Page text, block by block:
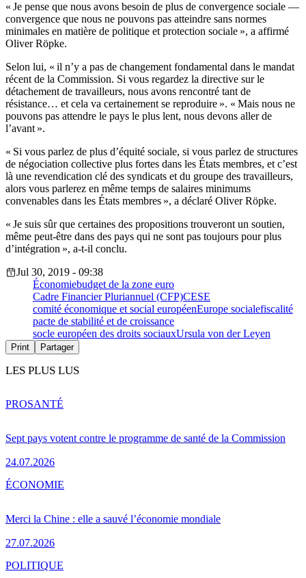
« Je pense que nous avons besoin de plus de convergence sociale —
convergence que nous ne pouvons pas atteindre sans normes
minimales en matière de politique et protection sociale », a affirmé
Oliver Röpke.
Selon lui, « il n’y a pas de changement fondamental dans le mandat
récent de la Commission. Si vous regardez la directive sur le
détachement de travailleurs, nous avons rencontré tant de
résistance… et cela va certainement se reproduire ». « Mais nous ne
pouvons pas attendre le pays le plus lent, nous devons aller de
l’avant ».
« Si vous parlez de plus d’équité sociale, si vous parlez de structures
de négociation collective plus fortes dans les États membres, et c’est
là une revendication clé des syndicats et du groupe des travailleurs,
alors vous parlerez en même temps de salaires minimums
convenables dans les États membres », a déclaré Oliver Röpke.
« Je suis sûr que certaines des propositions trouveront un soutien,
même peut-être dans des pays qui ne sont pas toujours pour plus
d’intégration », a-t-il conclu.
Jul 30, 2019 - 09:38
Économiebudget de la zone euro
Cadre Financier Pluriannuel (CFP)CESE
comité économique et social européenEurope socialefiscalité
pacte de stabilité et de croissance
socle européen des droits sociauxUrsula von der Leyen
Print Partager
LES PLUS LUS
Sept pays votent contre le programme de santé de la Commission
24.07.2026
PROSANTÉ
Merci la Chine : elle a sauvé l’économie mondiale
27.07.2026
ÉCONOMIE
POLITIQUE